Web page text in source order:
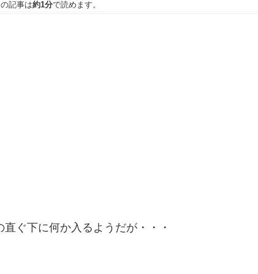
記事は約1分で読めます。
ぐ下に何か入るようだが・・・